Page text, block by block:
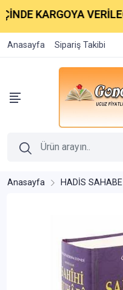
VERİLECEKTİR.
Anasayfa Sipariş Takibi
Anasayfa HADİS SAHABE